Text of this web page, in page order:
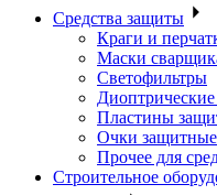
Средства защиты
Краги и
Маски
Светофильтры
Пластины
Очки защитные
Прочее для
Строительное